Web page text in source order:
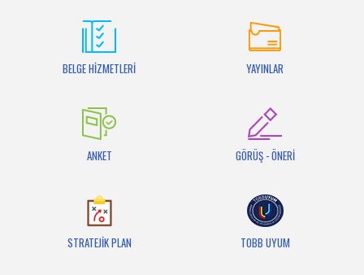
BELGE HİZMETLERİ YAYINLAR
ANKET GÖRÜŞ - ÖNERİ
STRATEJİK PLAN TOBB UYUM